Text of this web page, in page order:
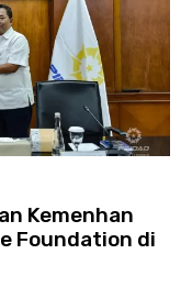
Kemenhan
Foundation di